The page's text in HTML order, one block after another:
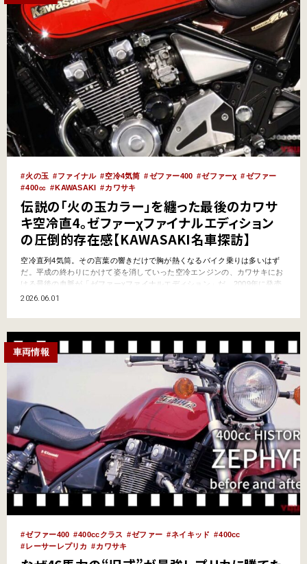
火の玉 ファイナル 空冷4気筒 ゼファー400 ゼファーχ
ゼファー
400㏄
KAWASAKI カワサキ
伝説の「火の玉カラー」を纏った最後のカワサ
キ空冷直4。ゼファーχファイナルエディション
の圧倒的存在感【KAWASAKI名車探訪】
空冷直列4気筒。その言葉の響きだけで胸が熱くなるバイク乗りは多いはず
だ。平成の終わりにかけて姿を消していった空冷エンジンの、カワサキにお
ける最後の血脈が「ゼファーχファイナルエディション」だ。2009年に発売
されたこのモデルは、伝説の名車「Z1」を彷彿とさせる火の玉カラーを身に
名車を振り返る。 ●文:ヤングマシン編集部 ●写真:…
2026.06.01
車両情報
ゼファー400 400ccクラス ゼファー ネイキッド
400cc
レーサーレプリカ
カワサキ